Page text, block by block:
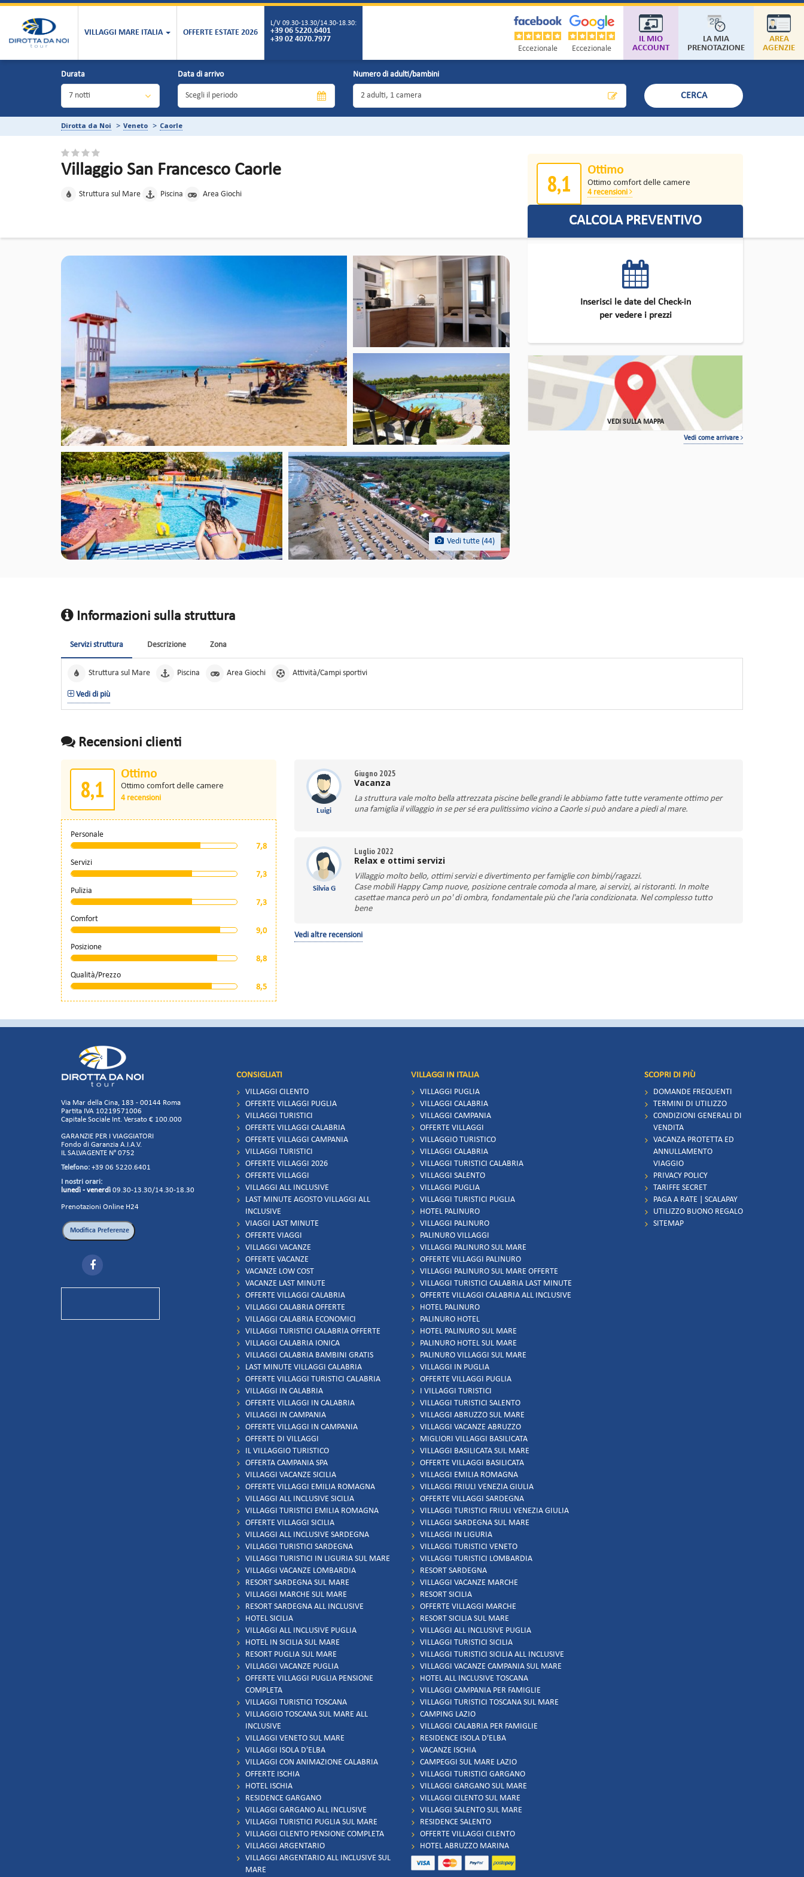
Eccezionale Eccezionale
IL MIO
ACCOUNT
LA MIA
PRENOTAZIONE
AREA
AGENZIE
VILLAGGI MARE ITALIA OFFERTE ESTATE 2026
L/V 09.30-13.30/14.30-18.30:
+39 06 5220.6401
+39 02 4070.7977
Durata Data di arrivo Numero di adulti/bambini
CERCA
Dirotta da Noi Veneto Caorle
Villaggio San Francesco Caorle
Struttura sul Mare Piscina Area Giochi 8,1 Ottimo
Ottimo comfort delle camere
4 recensioni
Vedi tutte (44)
CALCOLA PREVENTIVO
Inserisci le date del Check-in
per vedere i prezzi
VEDI SULLA MAPPA
Vedi come arrivare
Informazioni sulla struttura
Servizi struttura Descrizione Zona
Struttura sul Mare Piscina Area Giochi Attività/Campi sportivi
Vedi di più
Recensioni clienti
8,1
Ottimo
Ottimo comfort delle camere
4 recensioni
Personale
7,8
Servizi
7,3
Pulizia
7,3
Comfort
9,0
Posizione
8,8
Qualità/Prezzo
8,5
Luigi
Giugno 2025
Vacanza
La struttura vale molto bella attrezzata piscine belle grandi le abbiamo fatte tutte veramente ottimo per
una famiglia il villaggio in se per sé era pulitissimo vicino a Caorle si può andare a piedi al mare.
Silvia G
Luglio 2022
Relax e ottimi servizi
Villaggio molto bello, ottimi servizi e divertimento per famiglie con bimbi/ragazzi.
Case mobili Happy Camp nuove, posizione centrale comoda al mare, ai servizi, ai ristoranti. In molte
casettae manca però un po' di ombra, fondamentale più che l'aria condizionata. Nel complesso tutto
bene
Vedi altre recensioni
Via Mar della Cina, 183 - 00144 Roma
Partita IVA 10219571006
Capitale Sociale Int. Versato € 100.000
GARANZIE PER I VIAGGIATORI
Fondo di Garanzia A.I.A.V.
IL SALVAGENTE N° 0752
Telefono: +39 06 5220.6401
I nostri orari:
lunedì - venerdì 09.30-13.30/14.30-18.30
Prenotazioni Online H24
CONSIGLIATI
VILLAGGI CILENTO
OFFERTE VILLAGGI PUGLIA
VILLAGGI TURISTICI
OFFERTE VILLAGGI CALABRIA
OFFERTE VILLAGGI CAMPANIA
VILLAGGI TURISTICI
OFFERTE VILLAGGI 2026
OFFERTE VILLAGGI
VILLAGGI ALL INCLUSIVE
LAST MINUTE AGOSTO VILLAGGI ALL
INCLUSIVE
VIAGGI LAST MINUTE
OFFERTE VIAGGI
VILLAGGI VACANZE
OFFERTE VACANZE
VACANZE LOW COST
VACANZE LAST MINUTE
OFFERTE VILLAGGI CALABRIA
VILLAGGI CALABRIA OFFERTE
VILLAGGI CALABRIA ECONOMICI
VILLAGGI TURISTICI CALABRIA OFFERTE
VILLAGGI CALABRIA IONICA
VILLAGGI CALABRIA BAMBINI GRATIS
LAST MINUTE VILLAGGI CALABRIA
OFFERTE VILLAGGI TURISTICI CALABRIA
VILLAGGI IN CALABRIA
OFFERTE VILLAGGI IN CALABRIA
VILLAGGI IN CAMPANIA
OFFERTE VILLAGGI IN CAMPANIA
OFFERTE DI VILLAGGI
IL VILLAGGIO TURISTICO
OFFERTA CAMPANIA SPA
VILLAGGI VACANZE SICILIA
OFFERTE VILLAGGI EMILIA ROMAGNA
VILLAGGI ALL INCLUSIVE SICILIA
VILLAGGI TURISTICI EMILIA ROMAGNA
OFFERTE VILLAGGI SICILIA
VILLAGGI ALL INCLUSIVE SARDEGNA
VILLAGGI TURISTICI SARDEGNA
VILLAGGI TURISTICI IN LIGURIA SUL MARE
VILLAGGI VACANZE LOMBARDIA
RESORT SARDEGNA SUL MARE
VILLAGGI MARCHE SUL MARE
RESORT SARDEGNA ALL INCLUSIVE
HOTEL SICILIA
VILLAGGI ALL INCLUSIVE PUGLIA
HOTEL IN SICILIA SUL MARE
RESORT PUGLIA SUL MARE
VILLAGGI VACANZE PUGLIA
OFFERTE VILLAGGI PUGLIA PENSIONE
COMPLETA
VILLAGGI TURISTICI TOSCANA
VILLAGGIO TOSCANA SUL MARE ALL
INCLUSIVE
VILLAGGI VENETO SUL MARE
VILLAGGI ISOLA D'ELBA
VILLAGGI CON ANIMAZIONE CALABRIA
OFFERTE ISCHIA
HOTEL ISCHIA
RESIDENCE GARGANO
VILLAGGI GARGANO ALL INCLUSIVE
VILLAGGI TURISTICI PUGLIA SUL MARE
VILLAGGI CILENTO PENSIONE COMPLETA
VILLAGGI ARGENTARIO
VILLAGGI ARGENTARIO ALL INCLUSIVE SUL
MARE
VILLAGGI IN ITALIA
VILLAGGI PUGLIA
VILLAGGI CALABRIA
VILLAGGI CAMPANIA
OFFERTE VILLAGGI
VILLAGGIO TURISTICO
VILLAGGI CALABRIA
VILLAGGI TURISTICI CALABRIA
VILLAGGI SALENTO
VILLAGGI PUGLIA
VILLAGGI TURISTICI PUGLIA
HOTEL PALINURO
VILLAGGI PALINURO
PALINURO VILLAGGI
VILLAGGI PALINURO SUL MARE
OFFERTE VILLAGGI PALINURO
VILLAGGI PALINURO SUL MARE OFFERTE
VILLAGGI TURISTICI CALABRIA LAST MINUTE
OFFERTE VILLAGGI CALABRIA ALL INCLUSIVE
HOTEL PALINURO
PALINURO HOTEL
HOTEL PALINURO SUL MARE
PALINURO HOTEL SUL MARE
PALINURO VILLAGGI SUL MARE
VILLAGGI IN PUGLIA
OFFERTE VILLAGGI PUGLIA
I VILLAGGI TURISTICI
VILLAGGI TURISTICI SALENTO
VILLAGGI ABRUZZO SUL MARE
VILLAGGI VACANZE ABRUZZO
MIGLIORI VILLAGGI BASILICATA
VILLAGGI BASILICATA SUL MARE
OFFERTE VILLAGGI BASILICATA
VILLAGGI EMILIA ROMAGNA
VILLAGGI FRIULI VENEZIA GIULIA
OFFERTE VILLAGGI SARDEGNA
VILLAGGI TURISTICI FRIULI VENEZIA GIULIA
VILLAGGI SARDEGNA SUL MARE
VILLAGGI IN LIGURIA
VILLAGGI TURISTICI VENETO
VILLAGGI TURISTICI LOMBARDIA
RESORT SARDEGNA
VILLAGGI VACANZE MARCHE
RESORT SICILIA
OFFERTE VILLAGGI MARCHE
RESORT SICILIA SUL MARE
VILLAGGI ALL INCLUSIVE PUGLIA
VILLAGGI TURISTICI SICILIA
VILLAGGI TURISTICI SICILIA ALL INCLUSIVE
VILLAGGI VACANZE CAMPANIA SUL MARE
HOTEL ALL INCLUSIVE TOSCANA
VILLAGGI CAMPANIA PER FAMIGLIE
VILLAGGI TURISTICI TOSCANA SUL MARE
CAMPING LAZIO
VILLAGGI CALABRIA PER FAMIGLIE
RESIDENCE ISOLA D'ELBA
VACANZE ISCHIA
CAMPEGGI SUL MARE LAZIO
VILLAGGI TURISTICI GARGANO
VILLAGGI GARGANO SUL MARE
VILLAGGI CILENTO SUL MARE
VILLAGGI SALENTO SUL MARE
RESIDENCE SALENTO
OFFERTE VILLAGGI CILENTO
HOTEL ABRUZZO MARINA
SCOPRI DI PIÙ
DOMANDE FREQUENTI
TERMINI DI UTILIZZO
CONDIZIONI GENERALI DI
VENDITA
VACANZA PROTETTA ED
ANNULLAMENTO
VIAGGIO
PRIVACY POLICY
TARIFFE SECRET
PAGA A RATE | SCALAPAY
UTILIZZO BUONO REGALO
SITEMAP